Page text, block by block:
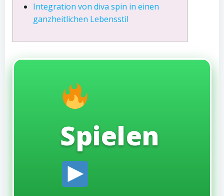
Integration von diva spin in einen
ganzheitlichen Lebensstil
Spielen